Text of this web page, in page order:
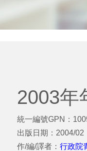
2003年
統一編號GPN：
出版日期：2004/02
作/編/譯者： 行政院